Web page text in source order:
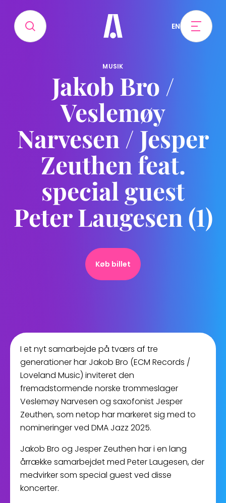
EN
MUSIK
Jakob Bro /
Veslemøy
Narvesen / Jesper
Zeuthen feat.
special guest
Peter Laugesen (1)
Køb billet
I et nyt samarbejde på tværs af tre
generationer har Jakob Bro (ECM Records /
Loveland Music) inviteret den
fremadstormende norske trommeslager
Veslemøy Narvesen og saxofonist Jesper
Zeuthen, som netop har markeret sig med to
nomineringer ved DMA Jazz 2025.
Jakob Bro og Jesper Zeuthen har i en lang
årrække samarbejdet med Peter Laugesen, der
medvirker som special guest ved disse
koncerter.